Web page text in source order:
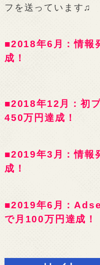
フを送っています♫
■2018年6月：情報
成！
■2018年12月：初
450万円達成！
■2019年3月：情報
成！
■2019年6月：
で月100万円達成！